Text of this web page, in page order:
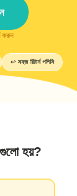
করুন
↩️ সহজ রিটার্ন পলিসি
হয়?